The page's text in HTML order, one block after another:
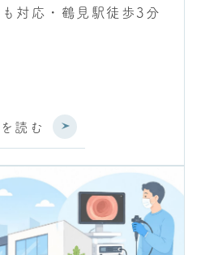
対応・鶴見駅徒歩3分
読む